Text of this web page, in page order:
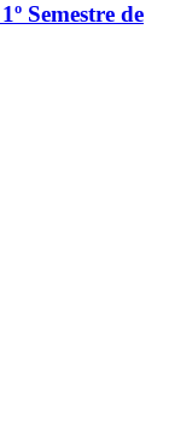
Semestre de